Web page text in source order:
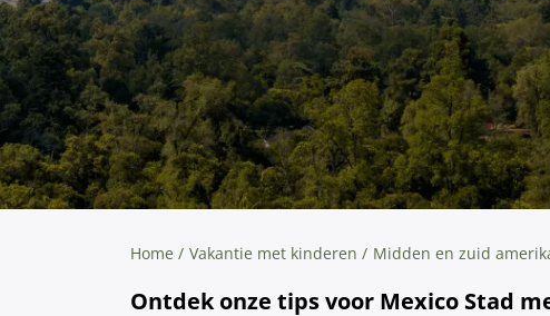
Home Vakantie met kinderen Midden en zuid
Ontdek onze tips voor Mexico Stad